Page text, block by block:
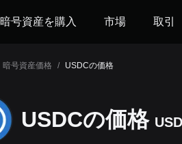
暗号資産を購入 市場 取引
暗号資産価格 / USDCの価格
USDCの‌価格